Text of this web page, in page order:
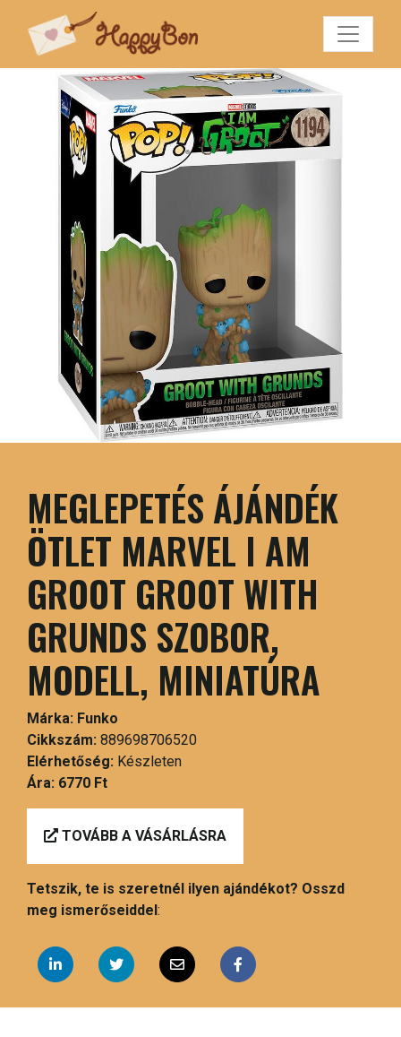
MEGLEPETÉS ÁJÁNDÉK
ÖTLET MARVEL I AM
GROOT GROOT WITH
GRUNDS SZOBOR,
MODELL, MINIATÚRA
Márka: Funko
Cikkszám: 889698706520
Elérhetőség: Készleten
Ára: 6770 Ft
TOVÁBB A VÁSÁRLÁSRA
Tetszik, te is szeretnél ilyen ajándékot? Osszd
meg ismerőseiddel: